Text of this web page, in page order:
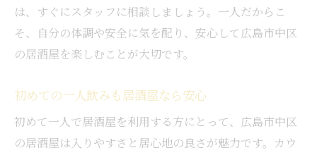
は、すぐにスタッフに相談しましょう。一人だからこ
そ、自分の体調や安全に気を配り、安心して広島市中区
の居酒屋を楽しむことが大切です。
初めての一人飲みも居酒屋なら安心
初めて一人で居酒屋を利用する方にとって、広島市中区
の居酒屋は入りやすさと居心地の良さが魅力です。カウ